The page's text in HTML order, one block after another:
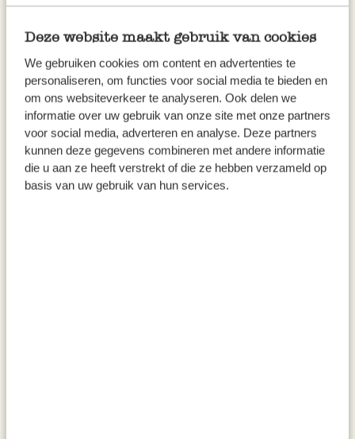
Deze website maakt gebruik van cookies
We gebruiken cookies om content en advertenties te
personaliseren, om functies voor social media te bieden en
om ons websiteverkeer te analyseren. Ook delen we
informatie over uw gebruik van onze site met onze partners
voor social media, adverteren en analyse. Deze partners
kunnen deze gegevens combineren met andere informatie
die u aan ze heeft verstrekt of die ze hebben verzameld op
basis van uw gebruik van hun services.
Verre à cocktail, coupe, 300 ml
6,95 €
Couronne de Noël, baies
blanches, Ø24, feutrine
14,95 €